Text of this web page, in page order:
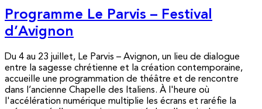
Programme Le Parvis – Festival
d’Avignon
Du 4 au 23 juillet, Le Parvis – Avignon, un lieu de dialogue
entre la sagesse chrétienne et la création contemporaine,
accueille une programmation de théâtre et de rencontre
dans l’ancienne Chapelle des Italiens. À l'heure où
l'accélération numérique multiplie les écrans et raréfie la